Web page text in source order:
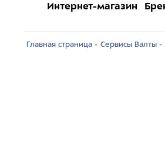
Интернет-магазин
Главная страница - Сервисы Валты -